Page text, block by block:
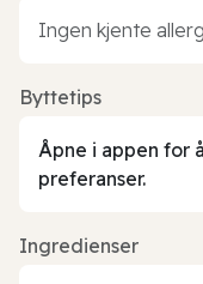
Ingen kjente
Byttetips
Åpne i appen for
preferanser.
Ingredienser